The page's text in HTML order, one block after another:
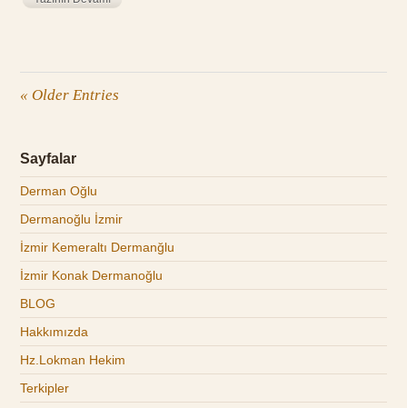
« Older Entries
Sayfalar
Derman Oğlu
Dermanoğlu İzmir
İzmir Kemeraltı Dermanğlu
İzmir Konak Dermanoğlu
BLOG
Hakkımızda
Hz.Lokman Hekim
Terkipler